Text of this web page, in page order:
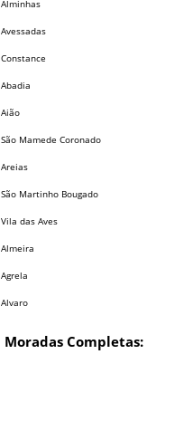
Alminhas
Avessadas
Constance
Abadia
Aião
São Mamede Coronado
Areias
São Martinho Bougado
Vila das Aves
Almeira
Agrela
Alvaro
Moradas Completas: